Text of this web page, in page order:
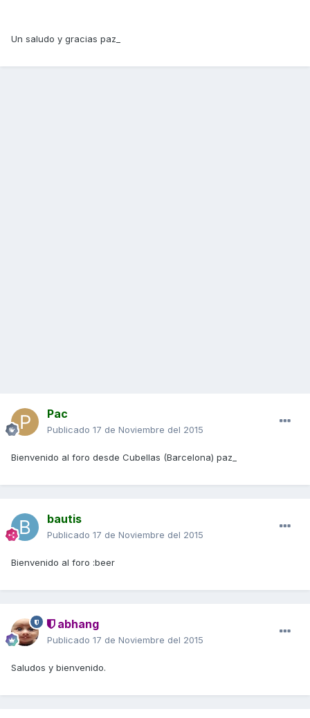
Un saludo y gracias paz_
Pac
Publicado 17 de Noviembre del 2015
Bienvenido al foro desde Cubellas (Barcelona) paz_
bautis
Publicado 17 de Noviembre del 2015
Bienvenido al foro :beer
abhang
Publicado 17 de Noviembre del 2015
Saludos y bienvenido.